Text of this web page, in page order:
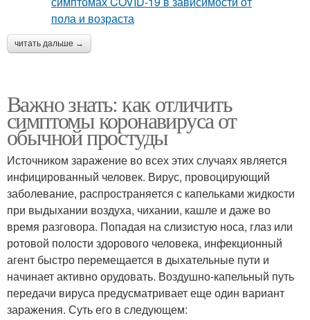
читать дальше →
Важно знать: как отличить
симптомы коронавируса от
обычной простуды
Источником заражение во всех этих случаях является
инфицированный человек. Вирус, провоцирующий
заболевание, распространяется с капельками жидкости
при выдыхании воздуха, чихании, кашле и даже во
время разговора. Попадая на слизистую носа, глаз или
ротовой полости здорового человека, инфекционный
агент быстро перемещается в дыхательные пути и
начинает активно орудовать. Воздушно-капельный путь
передачи вируса предусматривает еще один вариант
заражения. Суть его в следующем: